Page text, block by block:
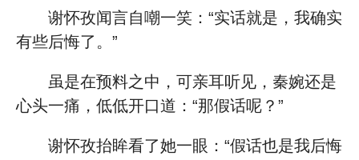
谢怀孜闻言自嘲一笑：“实话就是，我确实
有些后悔了。”
虽是在预料之中，可亲耳听见，秦婉还是
心头一痛，低低开口道：“那假话呢？”
谢怀孜抬眸看了她一眼：“假话也是我后悔